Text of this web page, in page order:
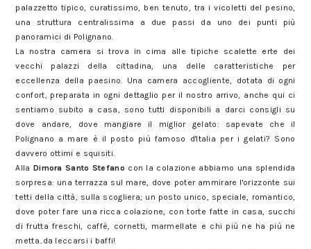
palazzetto tipico, curatissimo, ben tenuto, tra i vicoletti del pesino,
una struttura centralissima a due passi da uno dei punti più
panoramici di Polignano.
La nostra camera si trova in cima alle tipiche scalette erte dei
vecchi palazzi della cittadina, una delle caratteristiche per
eccellenza della paesino. Una camera accogliente, dotata di ogni
confort, preparata in ogni dettaglio per il nostro arrivo, anche qui ci
sentiamo subito a casa, sono tutti disponibili a darci consigli su
dove andare, dove mangiare il miglior gelato: sapevate che il
Polignano a mare è il posto più famoso d'Italia per i gelati? Sono
davvero ottimi e squisiti.
Alla Dimora Santo Stefano con la colazione abbiamo una splendida
sorpresa: una terrazza sul mare, dove poter ammirare l'orizzonte sui
tetti della città, sulla scogliera; un posto unico, speciale, romantico,
dove poter fare una ricca colazione, con torte fatte in casa, succhi
di frutta freschi, caffè, cornetti, marmellate e chi più ne ha più ne
metta..da leccarsi i baffi!